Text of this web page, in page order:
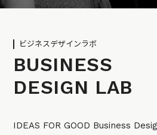
ビジネスデザインラボ
BUSINESS
DESIGN LAB
IDEAS FOR GOOD Business